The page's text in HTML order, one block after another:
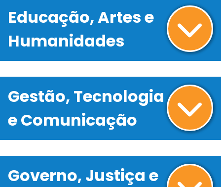
Educação, Artes e
Humanidades
Gestão, Tecnologia
e Comunicação
Governo, Justiça e